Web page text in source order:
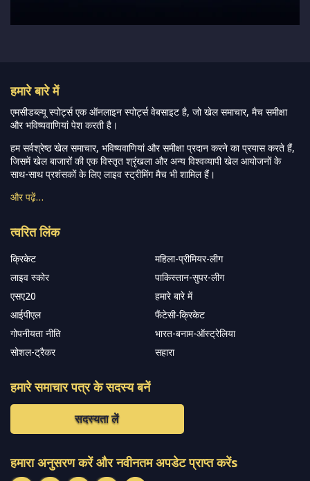
हमारे बारे में
एमसीडब्ल्यू स्पोर्ट्स एक ऑनलाइन स्पोर्ट्स वेबसाइट है, जो खेल समाचार, मैच समीक्षा
और भविष्यवाणियां पेश करती है।
हम सर्वश्रेष्ठ खेल समाचार, भविष्यवाणियां और समीक्षा प्रदान करने का प्रयास करते हैं,
जिसमें खेल बाजारों की एक विस्तृत श्रृंखला और अन्य विश्वव्यापी खेल आयोजनों के
साथ-साथ प्रशंसकों के लिए लाइव स्ट्रीमिंग मैच भी शामिल हैं।
और पढ़ें…
त्वरित लिंक
क्रिकेट
महिला-प्रीमियर-लीग
लाइव स्कोर
पाकिस्तान-सुपर-लीग
एसए20
हमारे बारे में
आईपीएल
फैंटेसी-क्रिकेट
गोपनीयता नीति
भारत-बनाम-ऑस्ट्रेलिया
सोशल-ट्रैकर
सहारा
हमारे समाचार पत्र के सदस्य बनें
सदस्यता लें
हमारा अनुसरण करें और नवीनतम अपडेट प्राप्त करेंs